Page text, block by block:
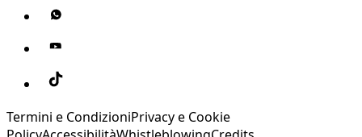
Termini e CondizioniPrivacy e Cookie